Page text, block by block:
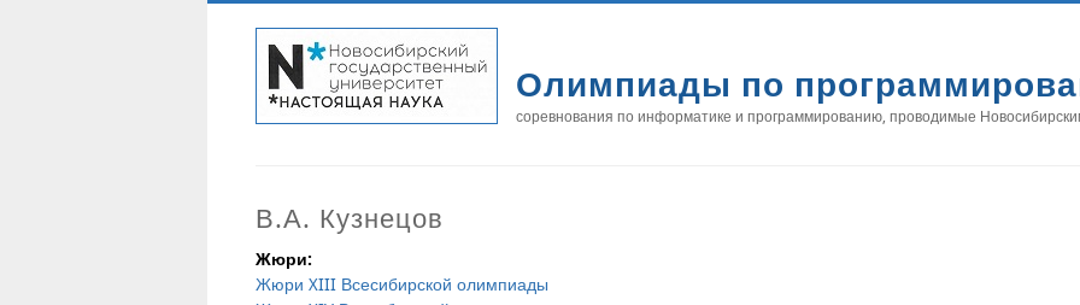
Олимпиады по
соревнования по информатике и программированию, проводимые
В.А. Кузнецов
Жюри:
Жюри XIII Всесибирской олимпиады